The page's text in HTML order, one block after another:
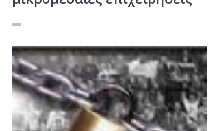
Ελλάδα
Τοπικά
Αγροτικά
Οικονομία
Πολιτική
Αθλητικά